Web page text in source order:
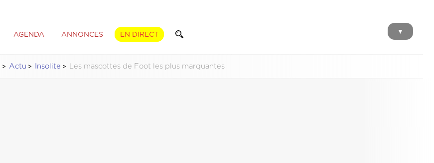
AGENDA ANNONCES EN DIRECT ▼
Actu Insolite Les mascottes de Foot les plus marquantes